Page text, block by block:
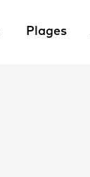
Plages